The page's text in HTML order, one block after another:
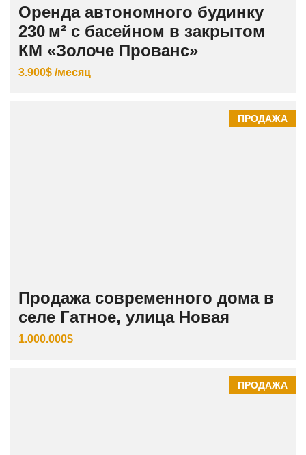
Оренда автономного будинку
230 м² с басейном в закрытом
КМ «Золоче Прованс»
3.900$ /месяц
ПРОДАЖА
Продажа современного дома в
селе Гатное, улица Новая
1.000.000$
ПРОДАЖА